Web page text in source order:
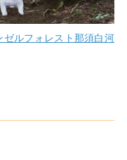
ゼルフォレスト那須白河